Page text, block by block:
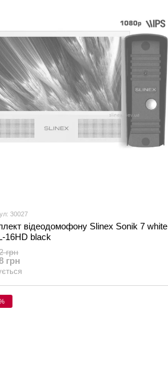
30027
відеодомофону Slinex Sonik 7 white
16HD black
грн
грн